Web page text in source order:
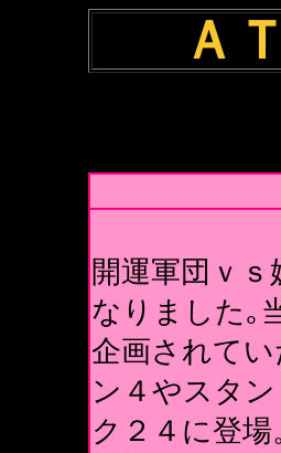
Ａ
開運軍団ｖ
なりました｡
企画されて
ン４やスタ
ク２４に登